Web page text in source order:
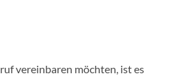
vereinbaren möchten, ist es